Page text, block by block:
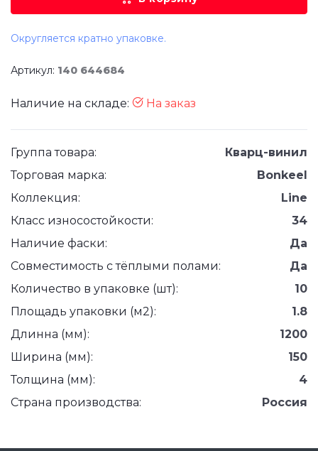
Округляется кратно упаковке.
Артикул: 140 644684
Наличие на складе: На заказ
Группа товара:
Кварц-винил
Торговая марка:
Bonkeel
Коллекция:
Line
Класс износостойкости:
34
Наличие фаски:
Да
Совместимость с тёплыми полами:
Да
Количество в упаковке (шт):
10
Площадь упаковки (м2):
1.8
Длинна (мм):
1200
Ширина (мм):
150
Толщина (мм):
4
Страна производства:
Россия